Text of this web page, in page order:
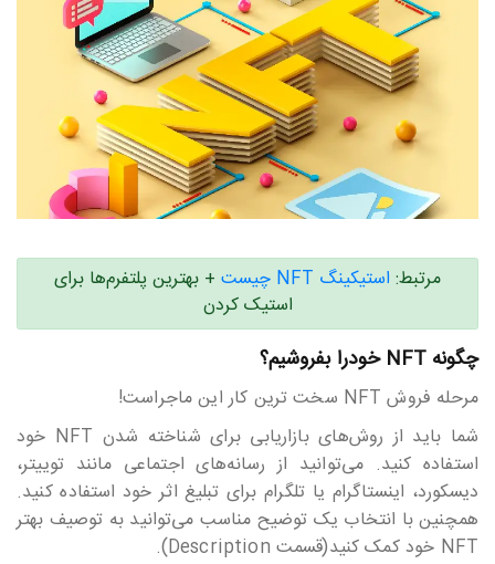
مرتبط: استیکینگ NFT چیست
+ بهترین پلتفرم‎‎‎‎‎‎ها برای
استیک کردن
چگونه NFT خودرا بفروشیم؟
مرحله فروش NFT سخت ترین کار این ماجراست!
شما باید از روش‎‎‎‎‎‎های بازاریابی برای شناخته شدن NFT خود
استفاده کنید. می‎‎‎‎‎‎توانید از رسانه‎‎‎‎‎‎های اجتماعی مانند توییتر،
دیسکورد، اینستاگرام یا تلگرام برای تبلیغ اثر خود استفاده کنید.
همچنین با انتخاب یک توضیح مناسب می‎‎‎‎‎‎توانید به توصیف بهتر
NFT خود کمک کنید(قسمت Description).